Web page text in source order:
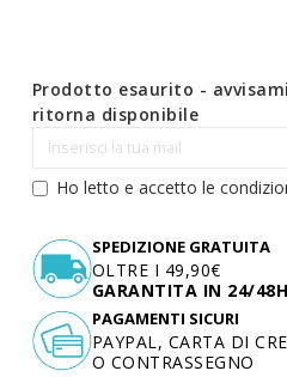
Prodotto esaurito -
ritorna disponibile
Ho letto e accetto le
SPEDIZIONE GRATUITA
OLTRE I 49,90€
GARANTITA IN 24/48H
PAGAMENTI SICURI
PAYPAL, CARTA DI
O CONTRASSEGNO